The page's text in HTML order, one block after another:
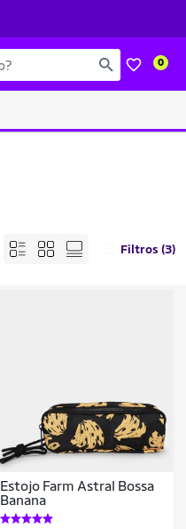
0
Filtros (3)
Estojo Farm Astral Bossa
Banana